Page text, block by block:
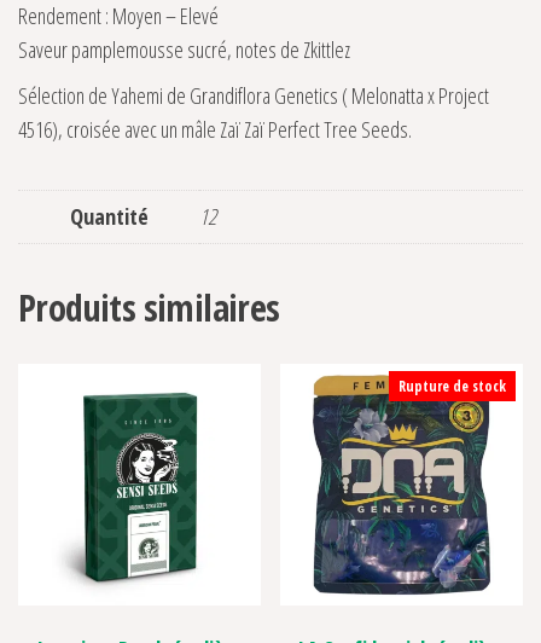
Rendement : Moyen – Elevé
Saveur pamplemousse sucré, notes de Zkittlez
Sélection de Yahemi de Grandiflora Genetics ( Melonatta x Project
4516), croisée avec un mâle Zaï Zaï Perfect Tree Seeds.
Quantité 12
Produits similaires
Rupture de stock